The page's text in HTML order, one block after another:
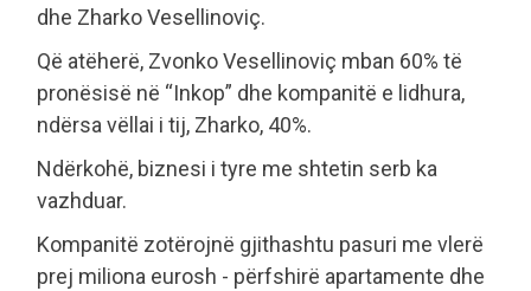
dhe Zharko Vesellinoviç.
Që atëherë, Zvonko Vesellinoviç mban 60% të
pronësisë në “Inkop” dhe kompanitë e lidhura,
ndërsa vëllai i tij, Zharko, 40%.
Ndërkohë, biznesi i tyre me shtetin serb ka
vazhduar.
Kompanitë zotërojnë gjithashtu pasuri me vlerë
prej miliona eurosh - përfshirë apartamente dhe